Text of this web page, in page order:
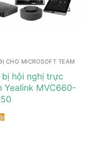
CHO MICROSOFT TEAM
bị hội nghị trực
Yealink MVC660-